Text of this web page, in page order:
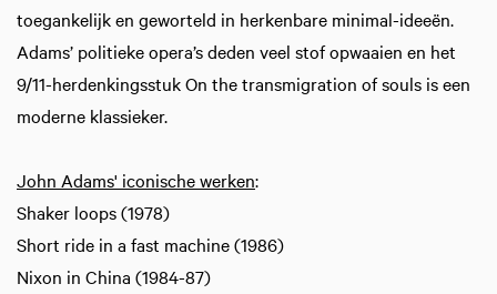
toegankelijk en geworteld in herkenbare minimal-ideeën.
Adams’ politieke opera’s deden veel stof opwaaien en het
9/11-herdenkingsstuk On the transmigration of souls is een
moderne klassieker.
John Adams' iconische werken:
Shaker loops (1978)
Short ride in a fast machine (1986)
Nixon in China (1984-87)